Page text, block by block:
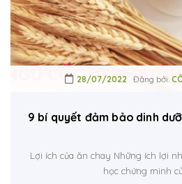
28/07/2022 Đăng bởi:
9 bí quyết đảm bảo dinh
Lợi ích của ăn chay Những ích lợi
học chứng minh